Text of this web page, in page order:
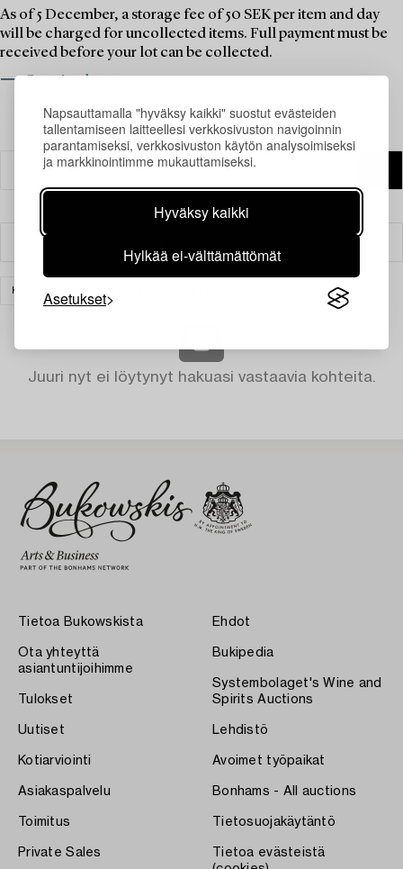
Napsauttamalla "hyväksy kaikki" suostut evästeiden
tallentamiseen laitteellesi verkkosivuston navigoinnin
parantamiseksi, verkkosivuston käytön analysoimiseksi
ja markkinointimme mukauttamiseksi.
Hyväksy kaikki
Hylkää ei-välttämättömät
Asetukset
As of 5 December, a storage fee of 50 SEK per item and day
will be charged for uncollected items. Full payment must be
received before your lot can be collected.
⟶ Opening hours
KERAMIIKKA
Juuri nyt ei löytynyt hakuasi vastaavia kohteita.
Tietoa Bukowskista
Ota yhteyttä
asiantuntijoihimme
Tulokset
Uutiset
Kotiarviointi
Asiakaspalvelu
Toimitus
Private Sales
Ehdot
Bukipedia
Systembolaget's Wine and
Spirits Auctions
Lehdistö
Avoimet työpaikat
Bonhams - All auctions
Tietosuojakäytäntö
Tietoa evästeistä